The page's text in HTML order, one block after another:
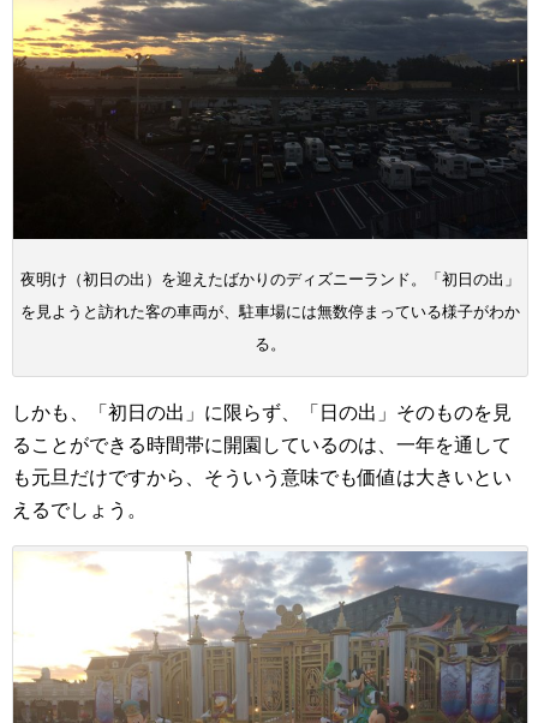
夜明け（初日の出）を迎えたばかりのディズニーランド。「初日の出」
を見ようと訪れた客の車両が、駐車場には無数停まっている様子がわか
る。
しかも、「初日の出」に限らず、「日の出」そのものを見
ることができる時間帯に開園しているのは、一年を通して
も元旦だけですから、そういう意味でも価値は大きいとい
えるでしょう。